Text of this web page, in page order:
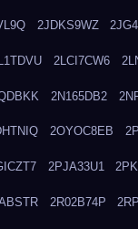
2JDKS9WZ
2LCI7CW6
2N165DB2
2OYOC8EB
2PJA33U1
2R02B74P